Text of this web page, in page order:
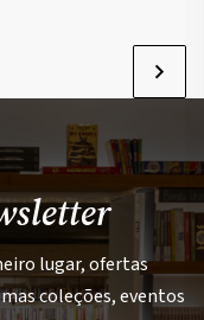
lugar, ofertas
coleções, eventos